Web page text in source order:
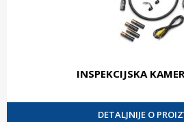
INSPEKCIJSKA
DETALJNIJE O